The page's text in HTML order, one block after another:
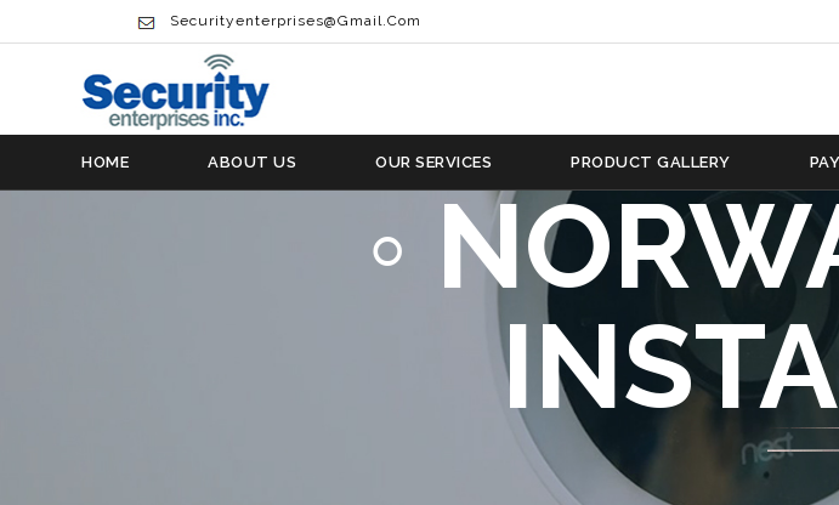
Securityenterprises@gmail.com
HOME ABOUT US OUR SERVICES PRODUCT GALLERY
TRADER
◦